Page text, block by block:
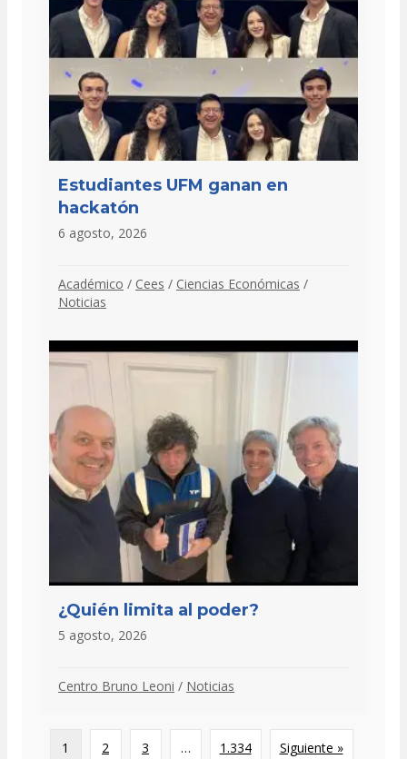
Estudiantes UFM ganan en
hackatón
6 agosto, 2026
Académico / Cees / Ciencias Económicas /
Noticias
¿Quién limita al poder?
5 agosto, 2026
Centro Bruno Leoni / Noticias
1 2 3 … 1.334 Siguiente »